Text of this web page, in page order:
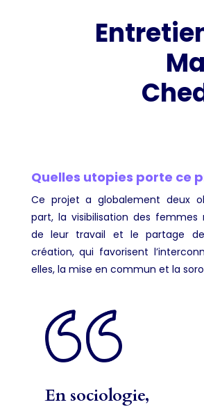
Quelles utopies porte ce
Ce projet a globalement deux
part, la visibilisation des femmes
de leur travail et le partage
création, qui favorisent
elles, la mise en commun et la
En sociologie,